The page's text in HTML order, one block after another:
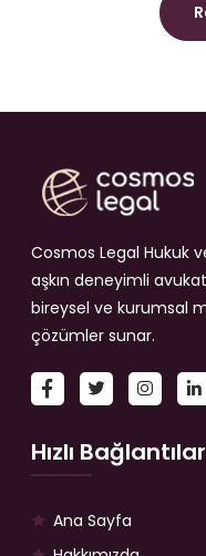
Cosmos Legal Hukuk
aşkın deneyimli
bireysel ve kurumsal
çözümler sunar.
Hızlı Bağlantılar
Ana Sayfa